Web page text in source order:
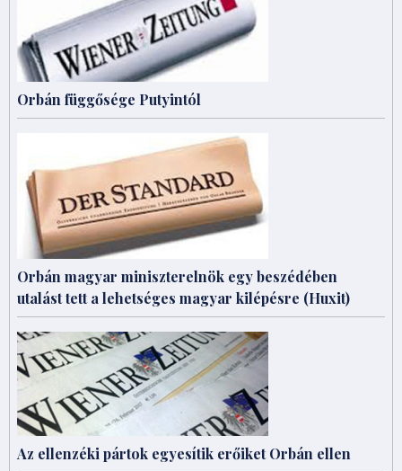
Orbán függősége Putyintól
Orbán magyar miniszterelnök egy beszédében
utalást tett a lehetséges magyar kilépésre (Huxit)
Az ellenzéki pártok egyesítik erőiket Orbán ellen